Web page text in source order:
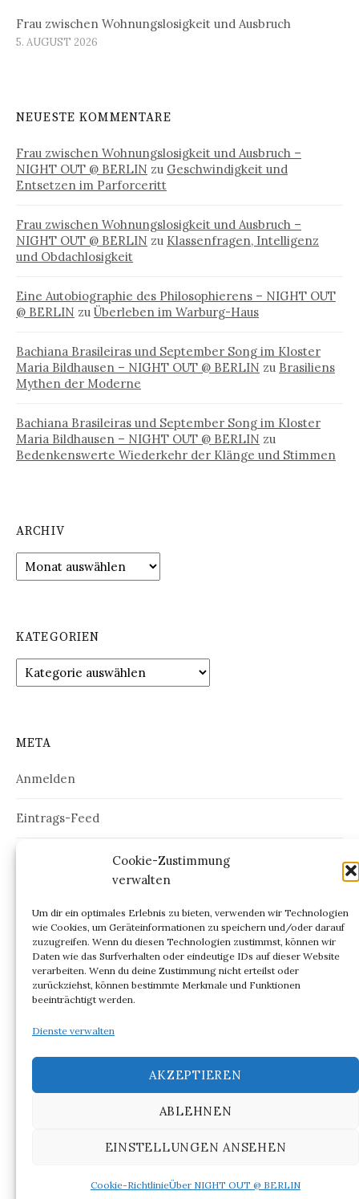
Cookie-Zustimmung
verwalten
Um dir ein optimales Erlebnis zu bieten, verwenden wir Technologien
wie Cookies, um Geräteinformationen zu speichern und/oder darauf
zuzugreifen. Wenn du diesen Technologien zustimmst, können wir
Daten wie das Surfverhalten oder eindeutige IDs auf dieser Website
verarbeiten. Wenn du deine Zustimmung nicht erteilst oder
zurückziehst, können bestimmte Merkmale und Funktionen
beeinträchtigt werden.
Dienste verwalten
AKZEPTIEREN
ABLEHNEN
EINSTELLUNGEN ANSEHEN
Cookie-RichtlinieÜber NIGHT OUT @ BERLIN
Frau zwischen Wohnungslosigkeit und Ausbruch
5. AUGUST 2026
NEUESTE KOMMENTARE
Frau zwischen Wohnungslosigkeit und Ausbruch –
NIGHT OUT @ BERLIN zu Geschwindigkeit und
Entsetzen im Parforceritt
Frau zwischen Wohnungslosigkeit und Ausbruch –
NIGHT OUT @ BERLIN zu Klassenfragen, Intelligenz
und Obdachlosigkeit
Eine Autobiographie des Philosophierens – NIGHT OUT
@ BERLIN zu Überleben im Warburg-Haus
Bachiana Brasileiras und September Song im Kloster
Maria Bildhausen – NIGHT OUT @ BERLIN zu Brasiliens
Mythen der Moderne
Bachiana Brasileiras und September Song im Kloster
Maria Bildhausen – NIGHT OUT @ BERLIN zu
Bedenkenswerte Wiederkehr der Klänge und Stimmen
ARCHIV
Archiv
KATEGORIEN
Kategorien
META
Anmelden
Eintrags-Feed
Kommentar-Feed
ARCHIV
Archiv
© 2026NIGHT OUT @ BERLIN